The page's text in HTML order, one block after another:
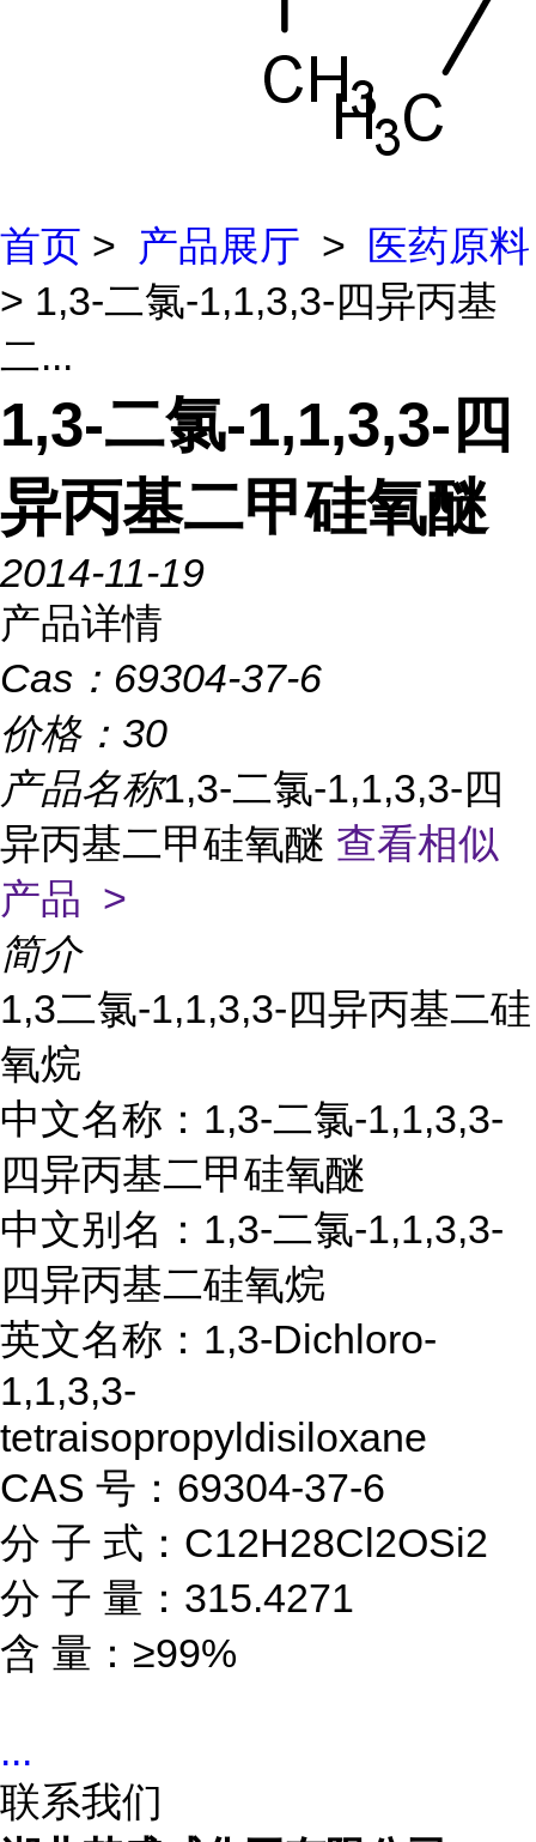
首页 > 产品展厅 >
医药原料
> 1,3-二氯-1,1,3,3-四异丙基
二...
1,3-二氯-1,1,3,3-四
异丙基二甲硅氧醚
2014-11-19
产品详情
Cas： 69304-37-6
价格： 30
产品名称1,3-二氯-1,1,3,3-四
异丙基二甲硅氧醚 查看相似
产品 >
简介
1,3二氯-1,1,3,3-四异丙基二硅
氧烷
中文名称：1,3-二氯-1,1,3,3-
四异丙基二甲硅氧醚
中文别名：1,3-二氯-1,1,3,3-
四异丙基二硅氧烷
英文名称：1,3-Dichloro-
1,1,3,3-
tetraisopropyldisiloxane
CAS 号：69304-37-6
分 子 式：C12H28Cl2OSi2
分 子 量：315.4271
含 量：≥99%
...
联系我们